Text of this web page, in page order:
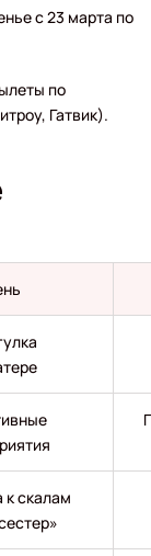
с 23 марта по
по
Гатвик).
к скалам